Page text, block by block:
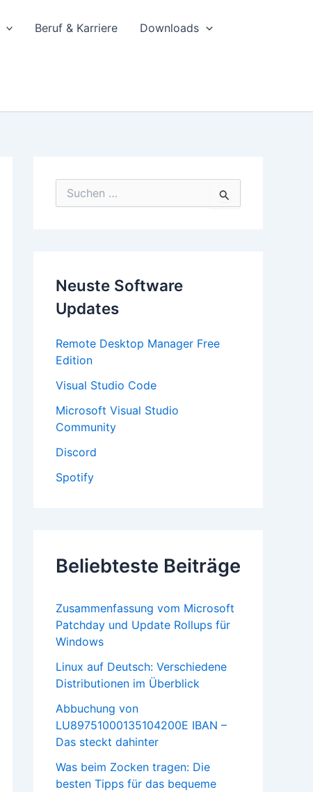
Beruf & Karriere Downloads
a
h
Neuste Software
Updates
Remote Desktop Manager Free
Edition
Visual Studio Code
Microsoft Visual Studio
Community
Discord
Spotify
Beliebteste Beiträge
Zusammenfassung vom Microsoft
Patchday und Update Rollups für
Windows
Linux auf Deutsch: Verschiedene
Distributionen im Überblick
Abbuchung von
LU89751000135104200E IBAN –
Das steckt dahinter
Was beim Zocken tragen: Die
besten Tipps für das bequeme